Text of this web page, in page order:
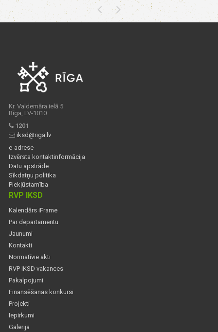
Kr. Valdemāra ielā 5
Rīga, LV-1010
1201
iksd@riga.lv
e-adrese
Izvērsta kontaktinformācija
Datu apstrāde
Sīkdatņu politika
Piekļūstamība
RVP IKSD
Kalendārs iFrame
Par departamentu
Jaunumi
Kontakti
Normatīvie akti
RVP IKSD vakances
Pakalpojumi
Finansēšanas konkursi
Projekti
Iepirkumi
Galerija